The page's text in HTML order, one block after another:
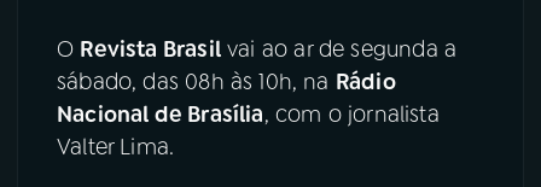
O Revista Brasilvai ao ar de segunda a
sábado, das 08h às 10h, na Rádio
Nacional de Brasília, com o jornalista
Valter Lima.